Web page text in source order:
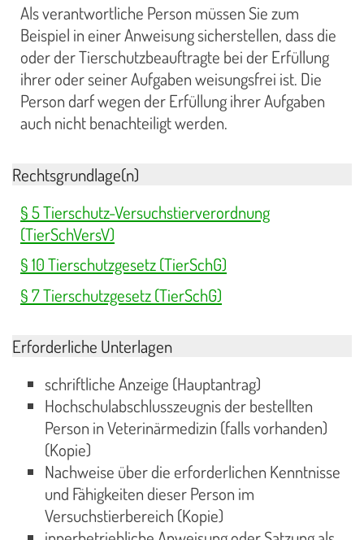
Als verantwortliche Person müssen Sie zum
Beispiel in einer Anweisung sicherstellen, dass die
oder der Tierschutzbeauftragte bei der Erfüllung
ihrer oder seiner Aufgaben weisungsfrei ist. Die
Person darf wegen der Erfüllung ihrer Aufgaben
auch nicht benachteiligt werden.
Rechtsgrundlage(n)
§ 5 Tierschutz-Versuchstierverordnung
(TierSchVersV)
§ 10 Tierschutzgesetz (TierSchG)
§ 7 Tierschutzgesetz (TierSchG)
Erforderliche Unterlagen
schriftliche Anzeige (Hauptantrag)
Hochschulabschlusszeugnis der bestellten
Person in Veterinärmedizin (falls vorhanden)
(Kopie)
Nachweise über die erforderlichen Kenntnisse
und Fähigkeiten dieser Person im
Versuchstierbereich (Kopie)